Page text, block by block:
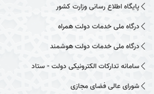
پایگاه اطلاع رسانی وزارت کشور
درگاه ملی خدمات دولت همراه
درگاه ملی خدمات دولت هوشمند
سامانه تدارکات الکترونیکی دولت - ستاد
شورای عالی فضای مجازی